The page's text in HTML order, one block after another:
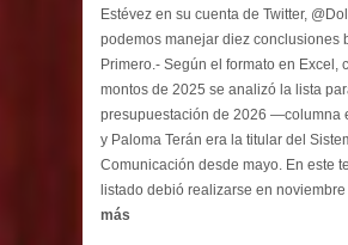
Estévez en su cuenta de Twitter,
podemos manejar diez conclusiones
Primero.- Según el formato en Excel,
montos de 2025 se analizó la lista
presupuestación de 2026 —columna
y Paloma Terán era la titular del
Comunicación desde mayo. En este
listado debió realizarse en noviembre
más